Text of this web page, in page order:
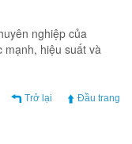
nghiệp của
hiệu suất và
Trở lại Đầu trang